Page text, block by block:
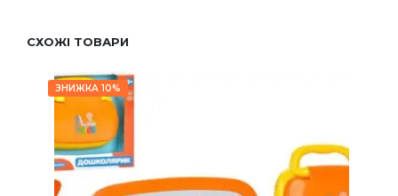
СХОЖІ ТОВАРИ
ЗНИЖКА 10%